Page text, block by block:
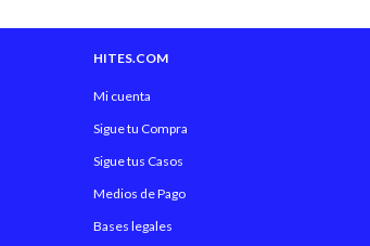
HITES.COM
Mi cuenta
Sigue tu Compra
Sigue tus Casos
Medios de Pago
Bases legales